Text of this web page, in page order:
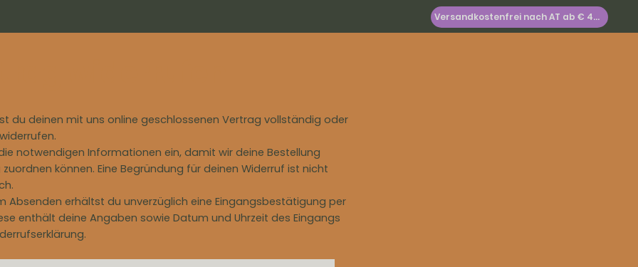
Versandkostenfrei nach AT ab € 49,-
du deinen mit uns online geschlossenen Vertrag vollständig oder
notwendigen Informationen ein, damit wir deine Bestellung
können. Eine Begründung für deinen Widerruf ist nicht
Absenden erhältst du unverzüglich eine Eingangsbestätigung per
enthält deine Angaben sowie Datum und Uhrzeit des Eingangs